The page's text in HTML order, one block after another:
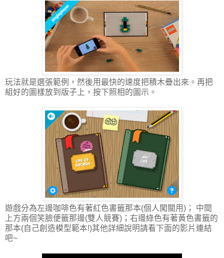
玩法就是選張範例，然後用最快的速度把積木疊出來。再把
組好的圖樣放到版子上，按下照相的圖示。
遊戲分為左邊咖啡色有著紅色書籤那本(個人闖關用)； 中間
上方兩個笑臉便籤那邊(雙人競賽)；右邊綠色有著黃色書籤的
那本(自己創造模型範本!)其他詳細說明請看下面的影片連結
吧~